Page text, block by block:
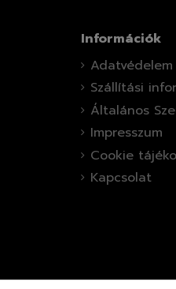
Információk
Adatvédelem
Szállítási
Általános
Impresszum
Cookie
Kapcsolat